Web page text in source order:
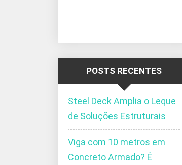
POSTS RECENTES
Steel Deck Amplia o Leque
de Soluções Estruturais
Viga com 10 metros em
Concreto Armado? É